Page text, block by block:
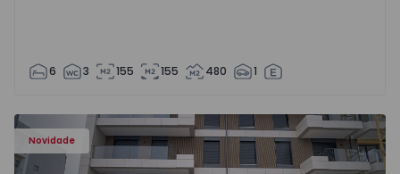
6 3 155 155 480 1
Novidade